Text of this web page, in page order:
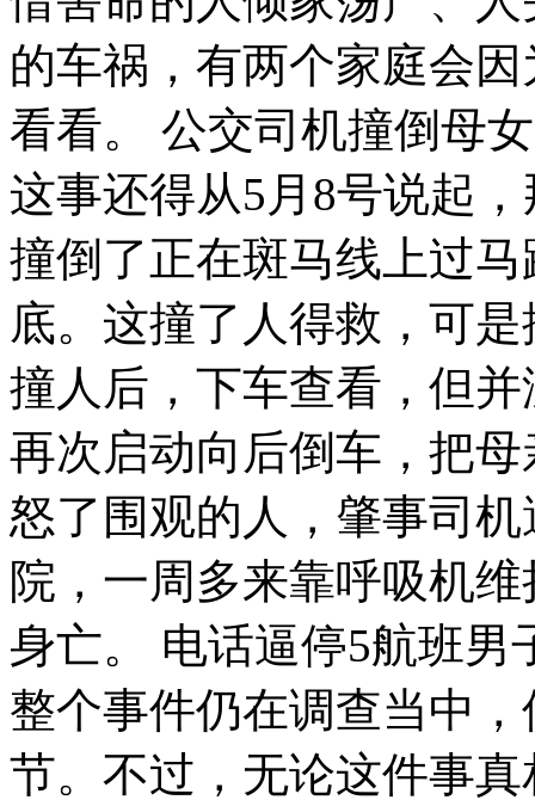
的车祸，有两个家庭会
看看。 公交司机撞倒母
这事还得从5月8号说起
撞倒了正在斑马线上过
底。这撞了人得救，可
撞人后，下车查看，但
再次启动向后倒车，把
怒了围观的人，肇事司
院，一周多来靠呼吸机
身亡。 电话逼停5航班男
整个事件仍在调查当中
节。不过，无论这件事